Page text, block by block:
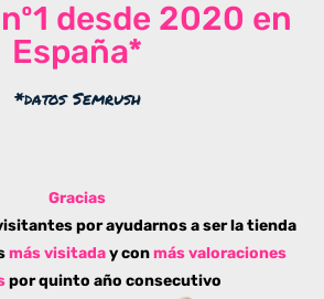
desde 2020 en
España*
*datos Semrush
Gracias
por ayudarnos a ser la tienda
más visitaday conmás valoraciones
por quinto año consecutivo